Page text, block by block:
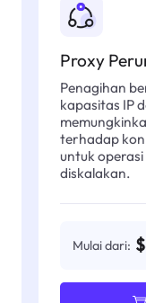
Proxy
Penagihan
kapasitas IP
terhadap
untuk
diskalakan.
Mulai dari: